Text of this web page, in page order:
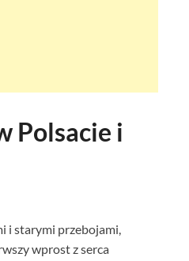
Polsacie i
i starymi przebojami,
wprost z serca